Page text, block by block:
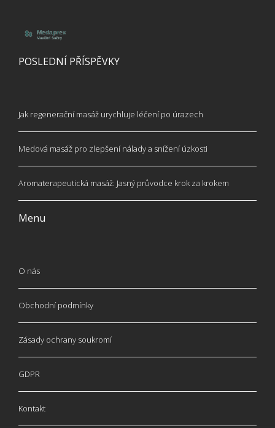
POSLEDNÍ PŘÍSPĚVKY
Jak regenerační masáž urychluje léčení po úrazech
Medová masáž pro zlepšení nálady a snížení úzkosti
Aromaterapeutická masáž: Jasný průvodce krok za krokem
Menu
O nás
Obchodní podmínky
Zásady ochrany soukromí
GDPR
Kontakt